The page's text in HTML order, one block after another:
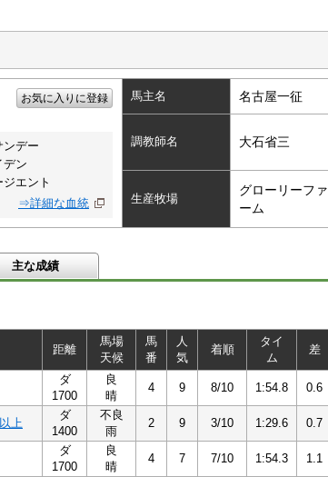
お気に入りに登録
ンデー
デン
エント
⇒詳細な血統
馬主名 名古屋一征
調教師名 大石省三
生産牧場
グローリーファ
ーム
主な成績
距離
馬場
天候
馬
番
人
気
着順
タイ
ム
差
ダ
1700
良
晴
4 9 8/10 1:54.8 0.6
上
ダ
1400
不良
雨
2 9 3/10 1:29.6 0.7
ダ
1700
良
晴
4 7 7/10 1:54.3 1.1